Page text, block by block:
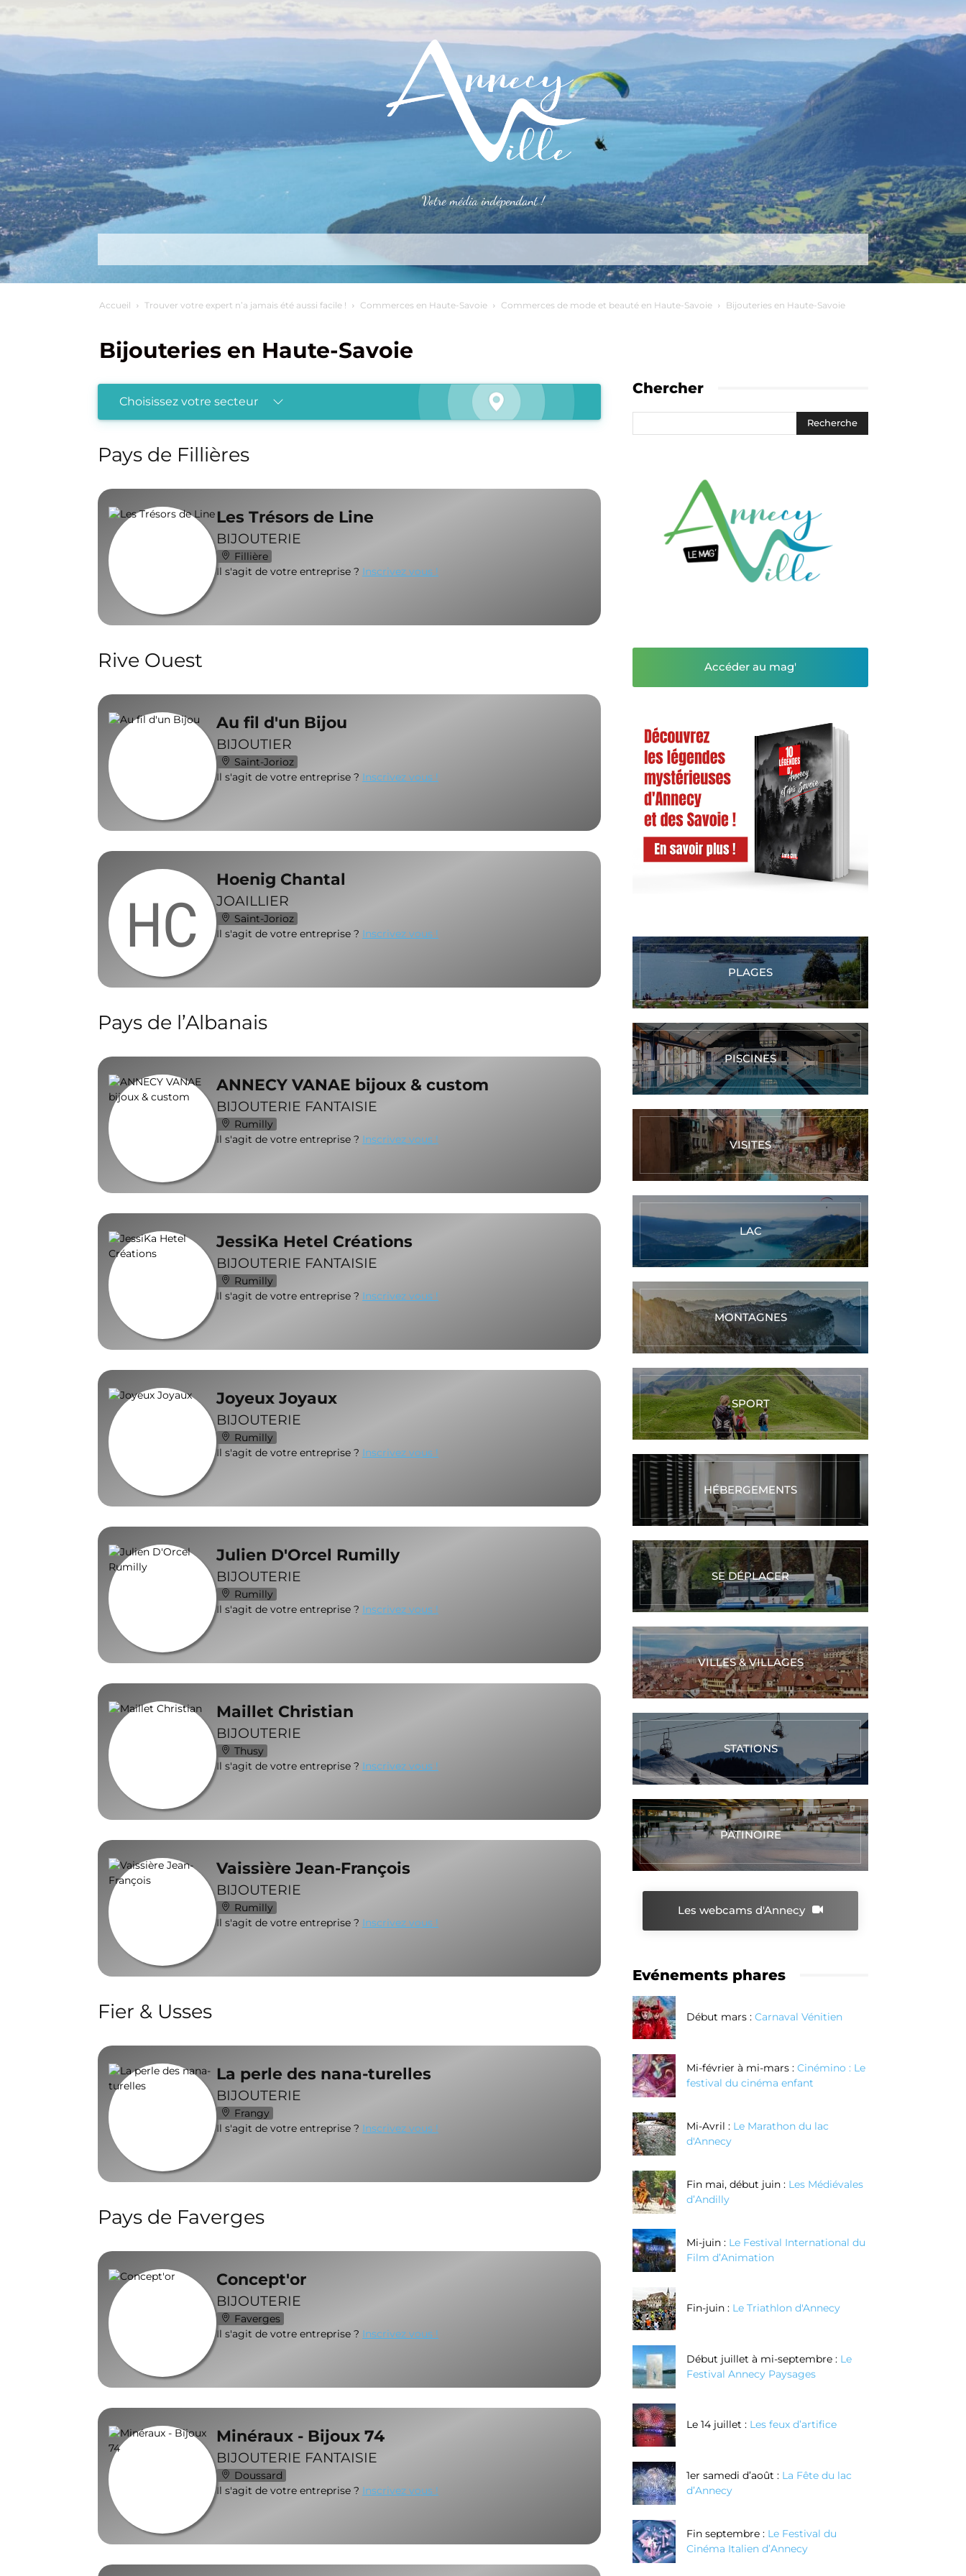
Votre média indépendant !
Alertez-nous Plus
Accueil Trouver votre expert n’a jamais été aussi facile ! Commerces en Haute-Savoie Commerces de mode et beauté en Haute-Savoie Bijouteries en Haute-Savoie
Bijouteries en Haute-Savoie
Choisissez votre secteur
Pays de Fillières
Les Trésors de Line
BIJOUTERIE
Fillière
Il s'agit de votre entreprise ? Inscrivez vous !
Rive Ouest
Au fil d'un Bijou
BIJOUTIER
Saint-Jorioz
Il s'agit de votre entreprise ? Inscrivez vous !
HC
Hoenig Chantal
JOAILLIER
Saint-Jorioz
Il s'agit de votre entreprise ? Inscrivez vous !
Pays de l’Albanais
ANNECY VANAE bijoux & custom
BIJOUTERIE FANTAISIE
Rumilly
Il s'agit de votre entreprise ? Inscrivez vous !
JessiKa Hetel Créations
BIJOUTERIE FANTAISIE
Rumilly
Il s'agit de votre entreprise ? Inscrivez vous !
Joyeux Joyaux
BIJOUTERIE
Rumilly
Il s'agit de votre entreprise ? Inscrivez vous !
Julien D'Orcel Rumilly
BIJOUTERIE
Rumilly
Il s'agit de votre entreprise ? Inscrivez vous !
Maillet Christian
BIJOUTERIE
Thusy
Il s'agit de votre entreprise ? Inscrivez vous !
Vaissière Jean-François
BIJOUTERIE
Rumilly
Il s'agit de votre entreprise ? Inscrivez vous !
Fier & Usses
La perle des nana-turelles
BIJOUTERIE
Frangy
Il s'agit de votre entreprise ? Inscrivez vous !
Pays de Faverges
Concept'or
BIJOUTERIE
Faverges
Il s'agit de votre entreprise ? Inscrivez vous !
Minéraux - Bijoux 74
BIJOUTERIE FANTAISIE
Doussard
Il s'agit de votre entreprise ? Inscrivez vous !
Chercher
Accéder au mag'
PLAGES
PISCINES
VISITES
LAC
MONTAGNES
SPORT
HÉBERGEMENTS
SE DÉPLACER
VILLES & VILLAGES
STATIONS
PATINOIRE
Les webcams d'Annecy
Evénements phares
Début mars : Carnaval Vénitien
Mi-février à mi-mars : Cinémino : Le
festival du cinéma enfant
Mi-Avril : Le Marathon du lac
d'Annecy
Fin mai, début juin : Les Médiévales
d’Andilly
Mi-juin : Le Festival International du
Film d’Animation
Fin-juin : Le Triathlon d'Annecy
Début juillet à mi-septembre : Le
Festival Annecy Paysages
Le 14 juillet : Les feux d’artifice
1er samedi d’août : La Fête du lac
d’Annecy
Fin septembre : Le Festival du
Cinéma Italien d’Annecy